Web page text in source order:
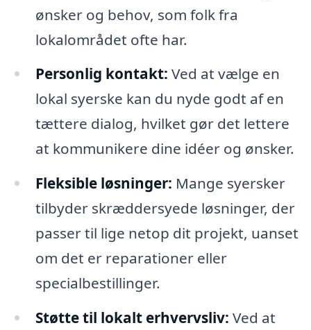
ønsker og behov, som folk fra
lokalområdet ofte har.
Personlig kontakt: Ved at vælge en
lokal syerske kan du nyde godt af en
tættere dialog, hvilket gør det lettere
at kommunikere dine idéer og ønsker.
Fleksible løsninger: Mange syersker
tilbyder skræddersyede løsninger, der
passer til lige netop dit projekt, uanset
om det er reparationer eller
specialbestillinger.
Støtte til lokalt erhvervsliv: Ved at